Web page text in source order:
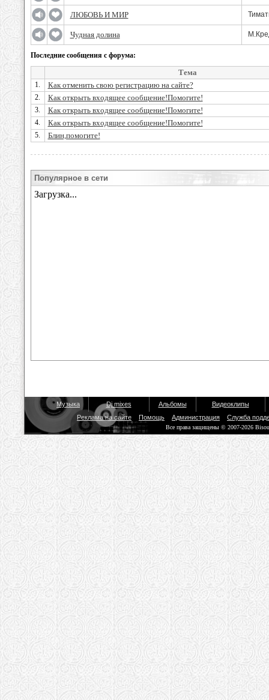
ЛЮБОВЬ И МИР
Чудная долина
Последние сообщения с форума:
Тема
1. Как отменить свою регистрацию на сайте?
2. Как открыть входящее сообщение!Помогите!
3. Как открыть входящее сообщение!Помогите!
4. Как открыть входящее сообщение!Помогите!
5. Блин,помогите!
Популярное в сети
Музыка Dj mixes Альбомы
Видеоклипы
Реклама на сайте
Помощь Администрация Служба
Все права защищены © 2007-2026